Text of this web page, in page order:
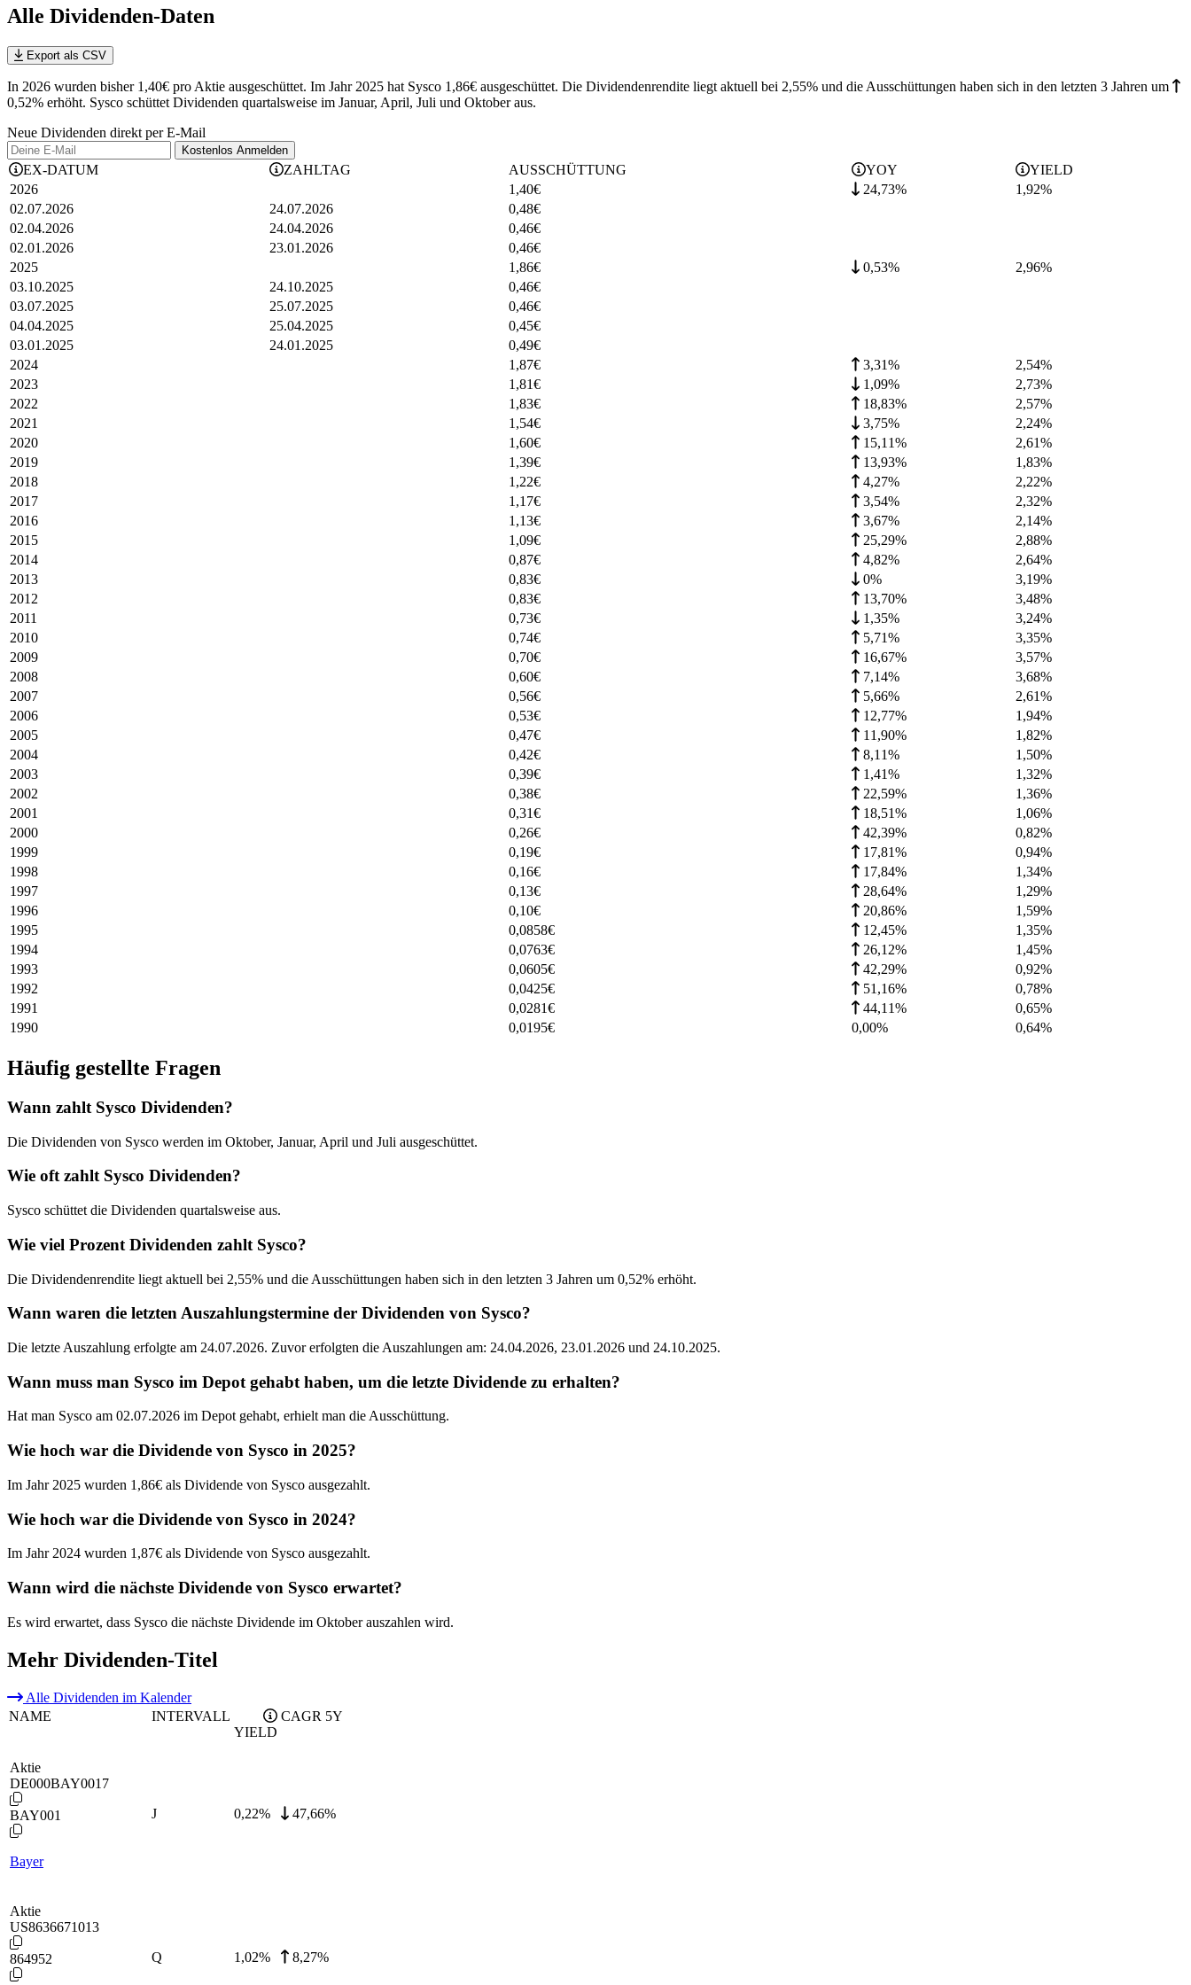
Alle Dividenden-Daten
Export als CSV
In 2026 wurden bisher 1,40€ pro Aktie ausgeschüttet. Im Jahr 2025 hat Sysco 1,86€ ausgeschüttet. Die Dividendenrendite liegt aktuell bei 2,55% und die Ausschüttungen haben sich in den letzten 3 Jahren um
0,52% erhöht. Sysco schüttet Dividenden quartalsweise im Januar, April, Juli und Oktober aus.
Neue Dividenden direkt per E-Mail
Kostenlos Anmelden
EX-DATUM ZAHLTAG AUSSCHÜTTUNG YOY
YIELD
2026
1,40€ 24,73% 1,92%
02.07.2026
24.07.2026 0,48€
02.04.2026
24.04.2026 0,46€
02.01.2026
23.01.2026 0,46€
2025
1,86€ 0,53% 2,96%
03.10.2025
24.10.2025 0,46€
03.07.2025
25.07.2025 0,46€
04.04.2025
25.04.2025 0,45€
03.01.2025
24.01.2025 0,49€
2024
1,87€ 3,31% 2,54%
2023
1,81€ 1,09% 2,73%
2022
1,83€ 18,83% 2,57%
2021
1,54€ 3,75% 2,24%
2020
1,60€ 15,11% 2,61%
2019
1,39€ 13,93% 1,83%
2018
1,22€ 4,27% 2,22%
2017
1,17€ 3,54% 2,32%
2016
1,13€ 3,67% 2,14%
2015
1,09€ 25,29% 2,88%
2014
0,87€ 4,82% 2,64%
2013
0,83€ 0% 3,19%
2012
0,83€ 13,70% 3,48%
2011
0,73€ 1,35% 3,24%
2010
0,74€ 5,71% 3,35%
2009
0,70€ 16,67% 3,57%
2008
0,60€ 7,14% 3,68%
2007
0,56€ 5,66% 2,61%
2006
0,53€ 12,77% 1,94%
2005
0,47€ 11,90% 1,82%
2004
0,42€ 8,11% 1,50%
2003
0,39€ 1,41% 1,32%
2002
0,38€ 22,59% 1,36%
2001
0,31€ 18,51% 1,06%
2000
0,26€ 42,39% 0,82%
1999
0,19€ 17,81% 0,94%
1998
0,16€ 17,84% 1,34%
1997
0,13€ 28,64% 1,29%
1996
0,10€ 20,86% 1,59%
1995
0,0858€ 12,45% 1,35%
1994
0,0763€ 26,12% 1,45%
1993
0,0605€ 42,29% 0,92%
1992
0,0425€ 51,16% 0,78%
1991
0,0281€ 44,11% 0,65%
1990
0,0195€ 0,00% 0,64%
Häufig gestellte Fragen
Wann zahlt Sysco Dividenden?
Die Dividenden von Sysco werden im Oktober, Januar, April und Juli ausgeschüttet.
Wie oft zahlt Sysco Dividenden?
Sysco schüttet die Dividenden quartalsweise aus.
Wie viel Prozent Dividenden zahlt Sysco?
Die Dividendenrendite liegt aktuell bei 2,55% und die Ausschüttungen haben sich in den letzten 3 Jahren um 0,52% erhöht.
Wann waren die letzten Auszahlungstermine der Dividenden von Sysco?
Die letzte Auszahlung erfolgte am 24.07.2026. Zuvor erfolgten die Auszahlungen am: 24.04.2026, 23.01.2026 und 24.10.2025.
Wann muss man Sysco im Depot gehabt haben, um die letzte Dividende zu erhalten?
Hat man Sysco am 02.07.2026 im Depot gehabt, erhielt man die Ausschüttung.
Wie hoch war die Dividende von Sysco in 2025?
Im Jahr 2025 wurden 1,86€ als Dividende von Sysco ausgezahlt.
Wie hoch war die Dividende von Sysco in 2024?
Im Jahr 2024 wurden 1,87€ als Dividende von Sysco ausgezahlt.
Wann wird die nächste Dividende von Sysco erwartet?
Es wird erwartet, dass Sysco die nächste Dividende im Oktober auszahlen wird.
Mehr Dividenden-Titel
Alle Dividenden im Kalender
NAME
INTERVALL
YIELD
CAGR 5Y
Aktie
DE000BAY0017
BAY001
Bayer
J 0,22% 47,66%
Aktie
US8636671013
864952 Q 1,02% 8,27%